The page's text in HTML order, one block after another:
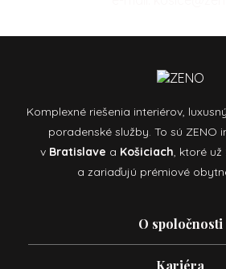
Komplexné riešenia interiérov,
poradenské služby. To sú ZENO
v Bratislave a Košiciach, ktoré už
a zariaďujú prémiové
O spoločnosti
Kariéra